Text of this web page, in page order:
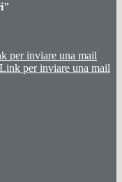
per inviare una mail
Link per inviare una mail